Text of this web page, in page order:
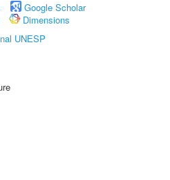
Google Scholar
Dimensions
UNESP